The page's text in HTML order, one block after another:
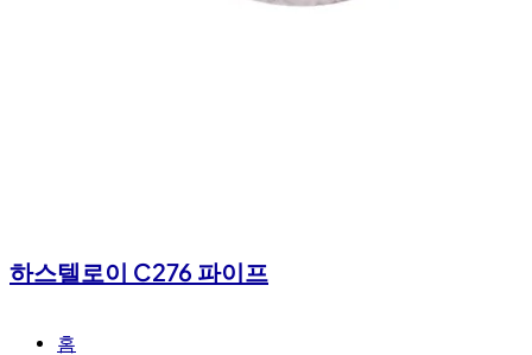
하스텔로이 C276 파이프
홈